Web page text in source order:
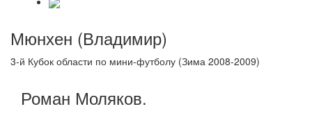
Мюнхен (Владимир)
3-й Кубок области по мини-футболу (Зима 2008-2009)
Роман Моляков.